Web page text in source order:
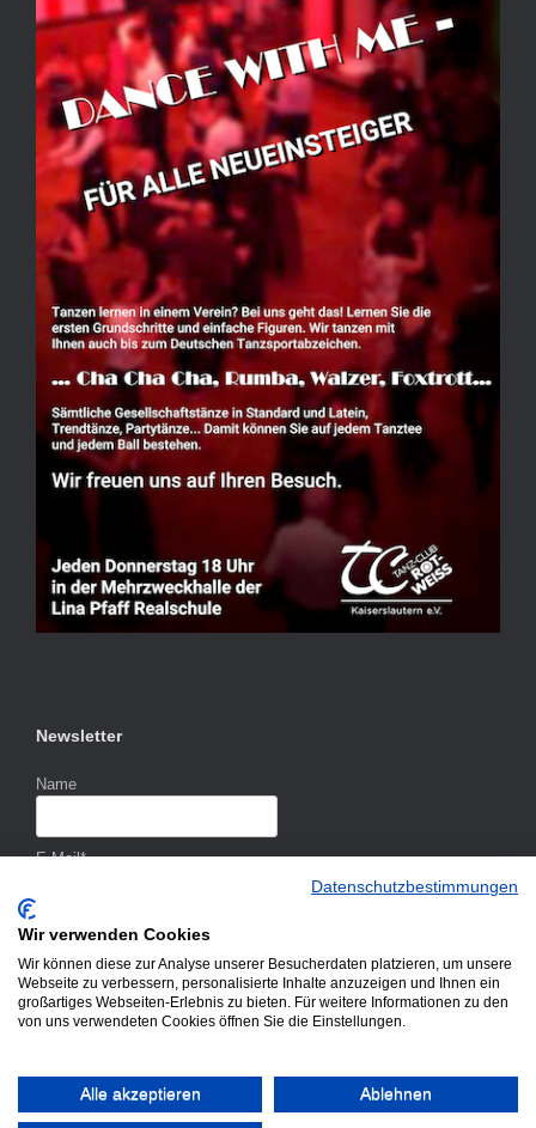
Newsletter
Name
E-Mail*
Datenschutzbestimmungen
Wir verwenden Cookies
Wir können diese zur Analyse unserer Besucherdaten platzieren, um unsere
Webseite zu verbessern, personalisierte Inhalte anzuzeigen und Ihnen ein
großartiges Webseiten-Erlebnis zu bieten. Für weitere Informationen zu den
von uns verwendeten Cookies öffnen Sie die Einstellungen.
Alle akzeptieren Ablehnen